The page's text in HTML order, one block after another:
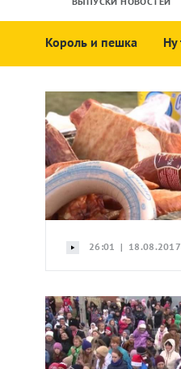
Король и пешка Ну
26:01 | 18.08.2017